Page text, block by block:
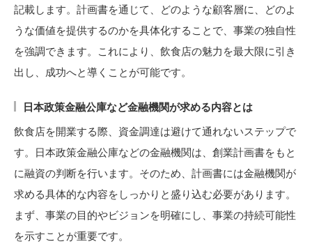
記載します。計画書を通じて、どのような顧客層に、どのよ
うな価値を提供するのかを具体化することで、事業の独自性
を強調できます。これにより、飲食店の魅力を最大限に引き
出し、成功へと導くことが可能です。
日本政策金融公庫など金融機関が求める内容とは
飲食店を開業する際、資金調達は避けて通れないステップで
す。日本政策金融公庫などの金融機関は、創業計画書をもと
に融資の判断を行います。そのため、計画書には金融機関が
求める具体的な内容をしっかりと盛り込む必要があります。
まず、事業の目的やビジョンを明確にし、事業の持続可能性
を示すことが重要です。